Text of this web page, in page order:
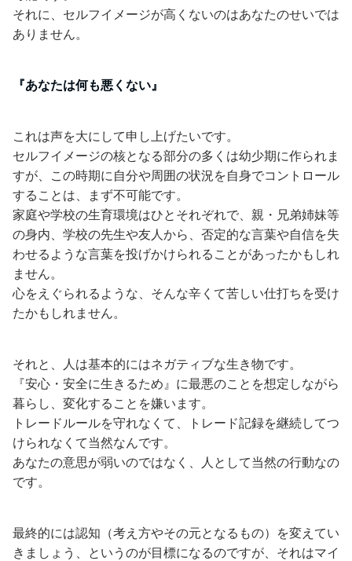
それに、セルフイメージが高くないのはあなたのせいでは
ありません。
『あなたは何も悪くない』
これは声を大にして申し上げたいです。
セルフイメージの核となる部分の多くは幼少期に作られま
すが、この時期に自分や周囲の状況を自身でコントロール
することは、まず不可能です。
家庭や学校の生育環境はひとそれぞれで、親・兄弟姉妹等
の身内、学校の先生や友人から、否定的な言葉や自信を失
わせるような言葉を投げかけられることがあったかもしれ
ません。
心をえぐられるような、そんな辛くて苦しい仕打ちを受け
たかもしれません。
それと、人は基本的にはネガティブな生き物です。
『安心・安全に生きるため』に最悪のことを想定しながら
暮らし、変化することを嫌います。
トレードルールを守れなくて、トレード記録を継続してつ
けられなくて当然なんです。
あなたの意思が弱いのではなく、人として当然の行動なの
です。
最終的には認知（考え方やその元となるもの）を変えてい
きましょう、というのが目標になるのですが、それはマイ